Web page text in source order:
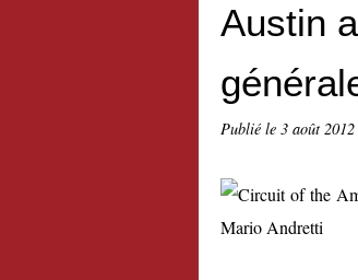
Austin
Publié le 3 août 2012